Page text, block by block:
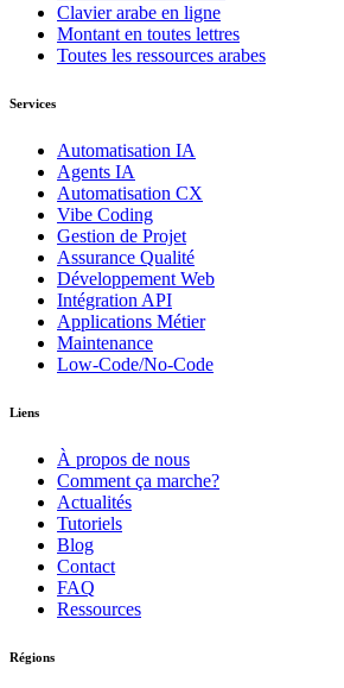
Clavier arabe en ligne
Montant en toutes lettres
Toutes les ressources arabes
Services
Automatisation IA
Agents IA
Automatisation CX
Vibe Coding
Gestion de Projet
Assurance Qualité
Développement Web
Intégration API
Applications Métier
Maintenance
Low-Code/No-Code
Liens
À propos de nous
Comment ça marche?
Actualités
Tutoriels
Blog
Contact
FAQ
Ressources
Régions